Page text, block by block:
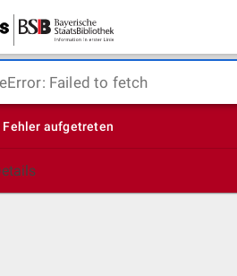
Failed to fetch
Fehler aufgetreten